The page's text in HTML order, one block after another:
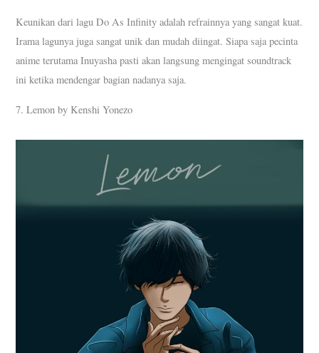
Keunikan dari lagu Do As Infinity adalah refrainnya yang sangat kuat.
Irama lagunya juga sangat unik dan mudah diingat. Siapa saja pecinta
anime terutama Inuyasha pasti akan langsung mengingat soundtrack
ini ketika mendengar bagian nadanya saja.
7. Lemon by Kenshi Yonezo